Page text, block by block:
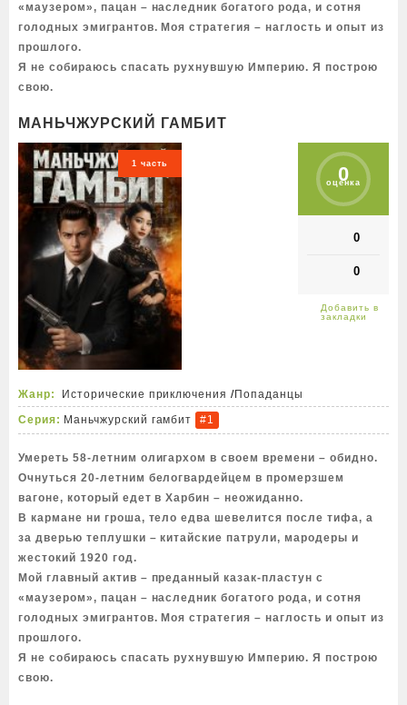
«маузером», пацан – наследник богатого рода, и сотня
голодных эмигрантов. Моя стратегия – наглость и опыт из
прошлого.
Я не собираюсь спасать рухнувшую Империю. Я построю
свою.
МАНЬЧЖУРСКИЙ ГАМБИТ
1 часть 0
оценка
0
0
Жанр: Исторические приключения /Попаданцы
Серия: Маньчжурский гамбит #1
Умереть 58-летним олигархом в своем времени – обидно.
Очнуться 20-летним белогвардейцем в промерзшем
вагоне, который едет в Харбин – неожиданно.
В кармане ни гроша, тело едва шевелится после тифа, а
за дверью теплушки – китайские патрули, мародеры и
жестокий 1920 год.
Мой главный актив – преданный казак-пластун с
«маузером», пацан – наследник богатого рода, и сотня
голодных эмигрантов. Моя стратегия – наглость и опыт из
прошлого.
Я не собираюсь спасать рухнувшую Империю. Я построю
свою.